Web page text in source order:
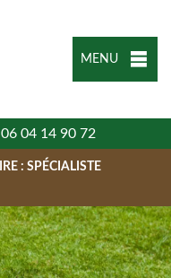
MENU
06 04 14 90 72
: SPÉCIALISTE